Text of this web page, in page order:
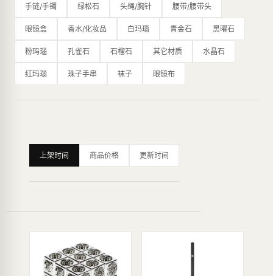
制作工艺上也非常讲究，采用了传统的银匠工艺，从设计、铸
造、打磨到雕刻都采用手工完成，每一件产品都是经过多道工
序精雕细琢而成，完美地展现了品牌的高品质和工艺水平。
其设计风格以哥特式摇滚元素为主，融合了浓郁的个性和奢
华，成为时尚圈的标志之一。品牌曾获得CFDA大奖，并受到
众多艺术家和名人的喜爱，如Virgil Abloh、Bella Hadid、滚
石、百家乐等。
内部装饰摆满了克罗心标志性的十字花图案、乌木十字架图
手链/手镯 绿松石 头绳/胸针 腰带/腰带头
眼镜盒 香水/化妆品 白玛瑙 青金石 黑曜石
粉玛瑙 孔雀石 石榴石 其它材质 水晶石
红玛瑙 珠子手串 袜子 眼镜布
上架时间 商品价格 更新时间